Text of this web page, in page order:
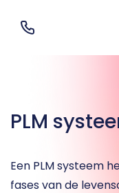
PLM
Een PLM systeem
fases van de